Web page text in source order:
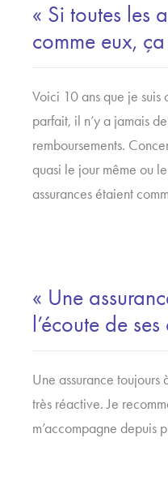
« Si toutes les
comme eux,
Voici 10 ans que je suis
parfait, il n’y a jamais
remboursements.
quasi le jour même ou
assurances étaient
« Une
l’écoute de ses
Une assurance toujours
très réactive. Je
m’accompagne depuis